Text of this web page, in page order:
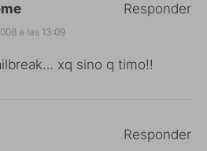
a las 13:09
xq sino q timo!!
Responder
Responder